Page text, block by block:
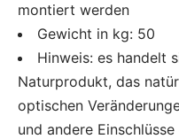
montiert werden
Gewicht in kg: 50
Hinweis: es handelt
Naturprodukt, das
optischen
und andere